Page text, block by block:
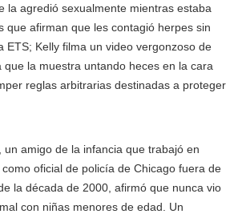
la agredió sexualmente mientras estaba
que afirman que les contagió herpes sin
ETS; Kelly filma un video vergonzoso de
que la muestra untando heces en la cara
reglas arbitrarias destinadas a proteger
un amigo de la infancia que trabajó en
oficial de policía de Chicago fuera de
la década de 2000, afirmó que nunca vio
con niñas menores de edad. Un